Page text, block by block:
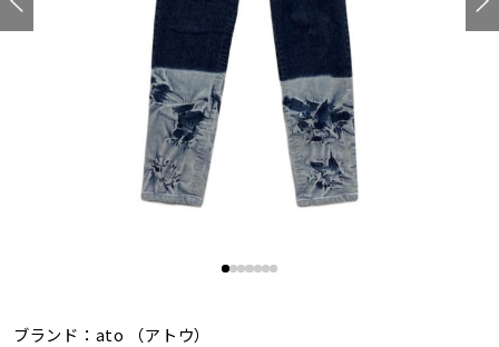
ブランド： ato （アトウ）